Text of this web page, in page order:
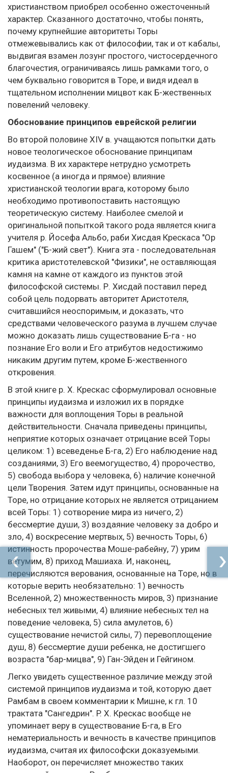
христианством приобрел особенно ожесточенный
характер. Сказанного достаточно, чтобы понять,
почему крупнейшие авторитеты Торы
отмежевывались как от философии, так и от кабалы,
выдвигая взамен лозунг простого, чистосердечного
благочестия, ограничиваясь лишь рамками того, о
чем буквально говорится в Торе, и видя идеал в
тщательном исполнении мицвот как Б-жественных
повелений человеку.
Обоснование принципов еврейской религии
Во второй половине XIV в. учащаются попытки дать
новое теологическое обоснование принципам
иудаизма. В их характере нетрудно усмотреть
косвенное (а иногда и прямое) влияние
христианской теологии врага, которому было
необходимо противопоставить настоящую
теоретическую систему. Наиболее смелой и
оригинальной попыткой такого рода является книга
учителя р. Йосефа Альбо, раби Хисдая Крескаса "Ор
Гашем" ("Б-жий свет"). Книга эта - последовательная
критика аристотелевской "Физики", не оставляющая
камня на камне от каждого из пунктов этой
философской системы. Р. Хисдай поставил перед
собой цель подорвать авторитет Аристотеля,
считавшийся неоспоримым, и доказать, что
средствами человеческого разума в лучшем случае
можно доказать лишь существование Б-га - но
познание Его воли и Его атрибутов недостижимо
никаким другим путем, кроме Б-жественного
откровения.
В этой книге p. X. Крескас сформулировал основные
принципы иудаизма и изложил их в порядке
важности для воплощения Торы в реальной
действительности. Сначала приведены принципы,
неприятие которых означает отрицание всей Торы
целиком: 1) всеведенье Б-га, 2) Его наблюдение над
созданиями, 3) Его веемогущество, 4) пророчество,
5) свобода выбора у человека, 6) наличие конечной
цели Творения. Затем идут принципы, основанные на
Торе, но отрицание которых не является отрицанием
всей Торы: 1) сотворение мира из ничего, 2)
бессмертие души, 3) воздаяние человеку за добро и
зло, 4) воскресение мертвых, 5) вечность Торы, 6)
истинность пророчества Моше-рабейну, 7) урим
ветумим, 8) приход Машиаха. И, наконец,
перечисляются верования, основанные на Торе, но в
которые верить необязательно: 1) вечность
Вселенной, 2) множественность миров, 3) признание
небесных тел живыми, 4) влияние небесных тел на
поведение человека, 5) сила амулетов, 6)
существование нечистой силы, 7) перевоплощение
душ, 8) бессмертие души ребенка, не достигшего
возраста "бар-мицва", 9) Ган-Эйден и Гейгином.
Легко увидеть существенное различие между этой
системой принципов иудаизма и той, которую дает
Рамбам в своем комментарии к Мишне, к гл. 10
трактата "Сангедрин". P. X. Крескас вообще не
упоминает веру в существование Б-га, в Его
нематериальность и вечность в качестве принципов
иудаизма, считая их философски доказуемыми.
Наоборот, он перечисляет множество таких